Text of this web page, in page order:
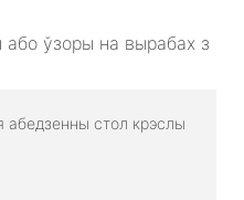
ўзоры на вырабах з